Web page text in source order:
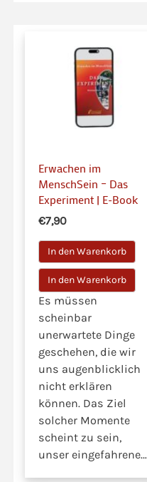
Erwachen im
MenschSein – Das
Experiment | E-Book
€7,90
In den Warenkorb
Es müssen
scheinbar
unerwartete Dinge
geschehen, die wir
uns augenblicklich
nicht erklären
können. Das Ziel
solcher Momente
scheint zu sein,
unser eingefahrenes